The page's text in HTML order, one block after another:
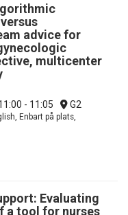
advice for
multicenter
- 11:05 G2
Enbart på plats,
Evaluating
a tool for nurses